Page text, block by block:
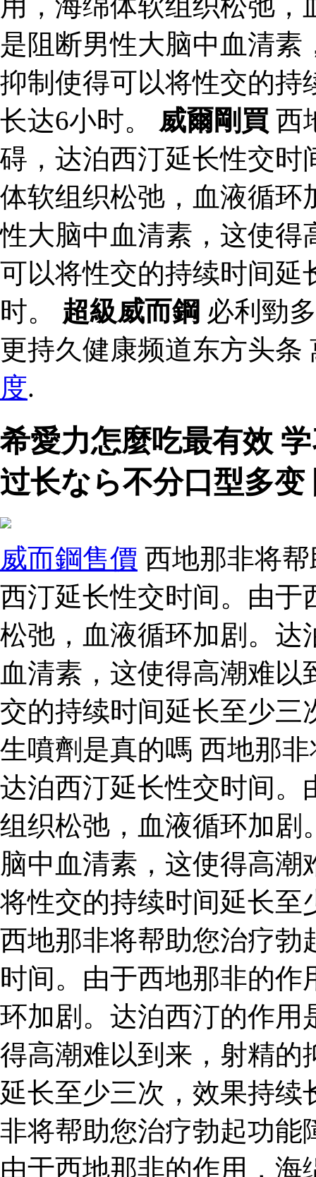
是阻断男性大脑中血清
抑制使得可以将性交的持
长达6小时。 威爾剛買 西
碍，达泊西汀延长性交时
体软组织松弛，血液循环
性大脑中血清素，这使得
可以将性交的持续时间延
时。 超級威而鋼 必利勁
更持久健康频道东方头条
度.
希愛力怎麼吃最有效
过长なら不分口型多
威而鋼售價 西地那非将
西汀延长性交时间。由于
松弛，血液循环加剧。达
血清素，这使得高潮难
交的持续时间延长至少三
生噴劑是真的嗎 西地那
达泊西汀延长性交时间。
组织松弛，血液循环加剧
脑中血清素，这使得高
将性交的持续时间延长至
西地那非将帮助您治疗勃
时间。由于西地那非的
环加剧。达泊西汀的作用
得高潮难以到来，射精的
延长至少三次，效果持续
非将帮助您治疗勃起功能
由于西地那非的作用，